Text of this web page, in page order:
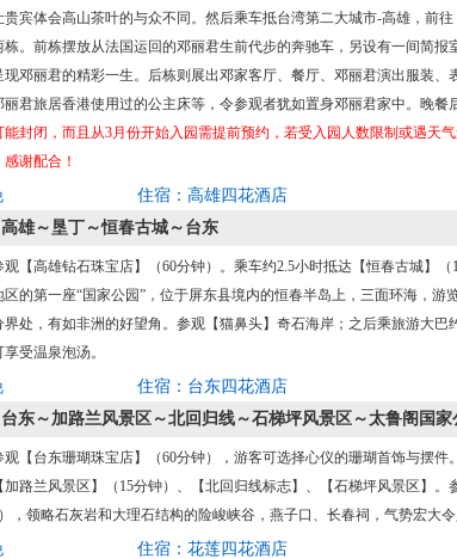
贵宾体会高山茶叶的与众不同。然后乘车抵台湾第二大城市-高雄，前
栋。前栋摆放从法国运回的邓丽君生前代步的奔驰车，另设有一间简
现邓丽君的精彩一生。后栋则展出邓家客厅、餐厅、邓丽君演出服装
君旅居香港使用过的公主床等，令参观者犹如置身邓丽君家中。晚餐
封闭，而且从3月份开始入园需提前预约，若受入园人数限制或遇天
谢配合！
住宿：高雄四花酒店
高雄～垦丁～恒春古城～台东
观【高雄钻石珠宝店】（60分钟）。乘车约2.5小时抵达【恒春古城】
的第一座“国家公园”，位于屏东县境内的恒春半岛上，三面环海，游
界处，有如非洲的好望角。参观【猫鼻头】奇石海岸；之后乘旅游大
受温泉泡汤。
住宿：台东四花酒店
台东～加路兰风景区～北回归线～石梯坪风景区～太鲁阁国家
观【台东珊瑚珠宝店】（60分钟），游客可选择心仪的珊瑚首饰与摆件
路兰风景区】（15分钟）、【北回归线标志】、【石梯坪风景区】
，领略石灰岩和大理石结构的险峻峡谷，燕子口、长春祠，气势宏大
住宿：花莲四花酒店